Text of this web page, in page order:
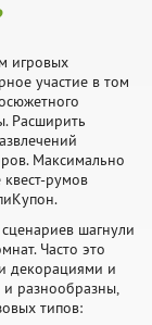
игровых
участие в том
Расширить
Максимально
румов
шагнули
Часто это
декорациями и
разнообразны,
типов: